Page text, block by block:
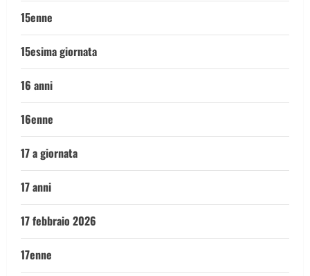
15enne
15esima giornata
16 anni
16enne
17 a giornata
17 anni
17 febbraio 2026
17enne